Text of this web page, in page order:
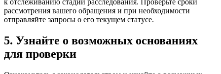
к отслеживанию стадий расследования. Проверьте сроки
рассмотрения вашего обращения и при необходимости
отправляйте запросы о его текущем статусе.
5. Узнайте о возможных основаниях
для проверки